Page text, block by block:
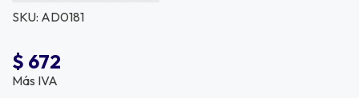
SKU: AD0181
$ 672
Más IVA